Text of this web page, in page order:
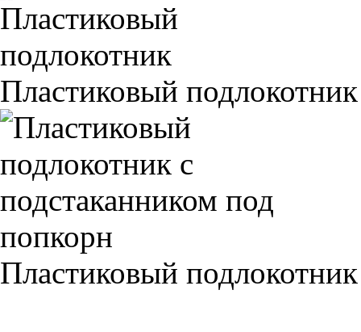
Пластиковый подлокотник
Пластиковый